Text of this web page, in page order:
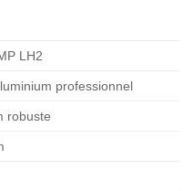
LH2
professionnel
robuste